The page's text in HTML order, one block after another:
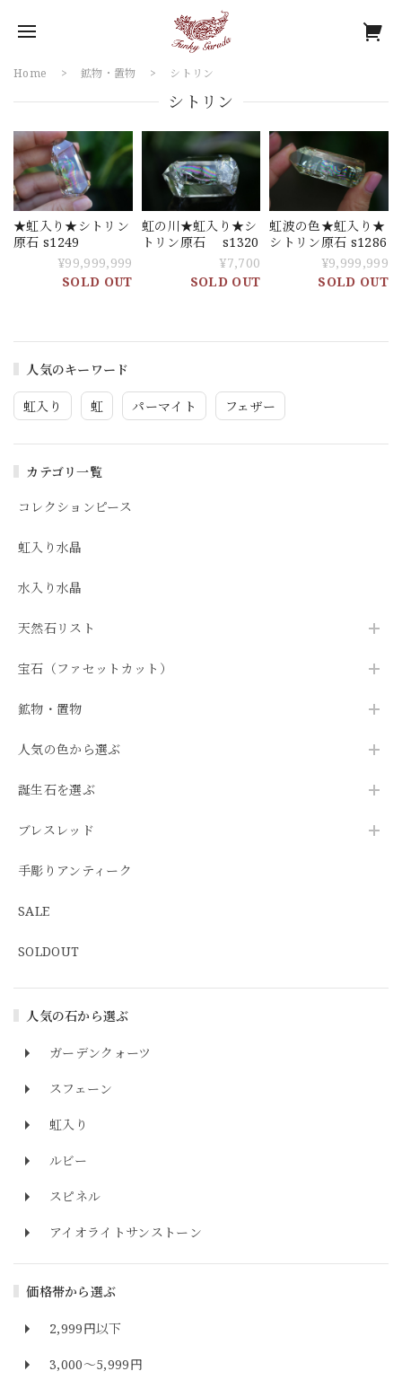
人気のキーワード
虹入り 虹 パーマイト フェザー
カテゴリ一覧
コレクションピース
虹入り水晶
水入り水晶
天然石リスト
宝石（ファセットカット）
鉱物・置物
人気の色から選ぶ
誕生石を選ぶ
ブレスレッド
手彫りアンティーク
SALE
SOLDOUT
人気の石から選ぶ
ガーデンクォーツ
スフェーン
虹入り
ルビー
スピネル
アイオライトサンストーン
価格帯から選ぶ
2,999円以下
3,000～5,999円
Home 鉱物・置物 シトリン
シトリン
★虹入り★シトリン
原石 s1249
¥99,999,999
SOLD OUT
虹の川★虹入り★シ
トリン原石 s1320
¥7,700
SOLD OUT
虹波の色★虹入り★
シトリン原石 s1286
¥9,999,999
SOLD OUT